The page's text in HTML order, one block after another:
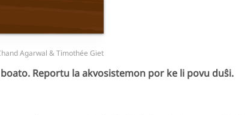
Agarwal & Timothée Giet
Reportu la akvosistemon por ke li povu duŝi.